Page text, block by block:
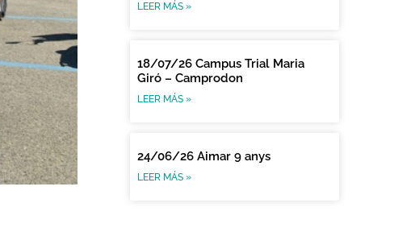
LEER MÁS »
18/07/26 Campus Trial Maria
Giró – Camprodon
LEER MÁS »
24/06/26 Aimar 9 anys
LEER MÁS »